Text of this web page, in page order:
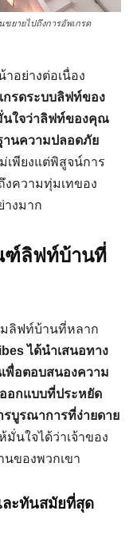
ยายไปถึงการอัพเกรด
อย่างต่อเนื่อง
กรดระบบลิฟท์ของ
นใจว่าลิฟท์ของคุณ
นความปลอดภัย
เพียงแต่พิสูจน์การ
ความทุ่มเทของ
างมาก
ฑ์ลิฟท์บ้านที่
มลิฟท์บ้านที่หลาก
ได้นำเสนอทาง
เพื่อตอบสนองความ
อกแบบที่ประหยัด
บูรณาการที่ง่ายดาย
มั่นใจได้ว่าเจ้าของ
ของพวกเขา
ะทันสมัยที่สุด